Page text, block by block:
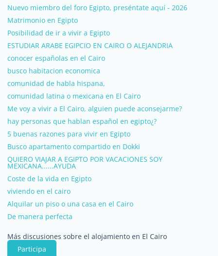
Nuevo miembro del foro Egipto, preséntate aquí - 2026
Matrimonio en Egipto
Posibilidad de ir a vivir a Egipto
ESTUDIAR ARABE EGIPCIO EN CAIRO O ALEJANDRIA
conocer españolas en el Cairo
busco habitacion economica
comunidad de habla hispana,
comunidad latina o mexicana en El Cairo
Me voy a vivir a El Cairo, alguien puede aconsejarme?
hay personas que hablan español en egipto¿?
5 buenas razones para vivir en Egipto
Busco apartamento compartido en Dokki
QUIERO VIAJAR A EGIPTO POR VACACIONES SOY
MEXICANA......AYUDA
Coste de la vida en Egipto
viviendo en el cairo
Alquilar un piso o una casa en el Cairo
De manera perfecta
Más discusiones sobre el alojamiento en El Cairo
Participa